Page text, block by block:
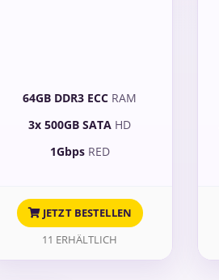
64GB DDR3 ECC RAM
3x 500GB SATA HD
1GbpsRED
JETZT BESTELLEN
11 ERHÄLTLICH